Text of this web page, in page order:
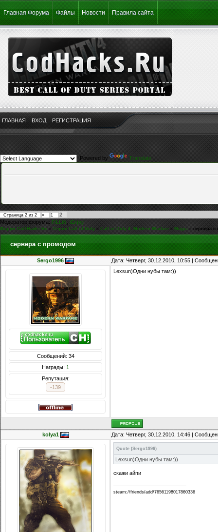
Главная Форума Файлы Новости Правила сайта
ГЛАВНАЯ ВХОД РЕГИСТРАЦИЯ
Powered by Translate
Страница 2 из 2 « 1
2
Модератор форума: FiLLiN,iEnjoy
Форум CoDHacks.Ru » Серия Call of Duty » Call of Duty 4: Modern Warfare » Моды » сервера
сервера с промодом
Sergo1996 Дата: Четверг, 30.12.2010, 10:55 |
Сообщений: 34
Награды: 1
Репутация:
-139
Lexsun)Одни нубы там:))
kolya1 Дата: Четверг, 30.12.2010, 14:46 |
Quote (Sergo1996)
Lexsun)Одни нубы там:))
скажи айпи
steam://friends/add/76561198017860336